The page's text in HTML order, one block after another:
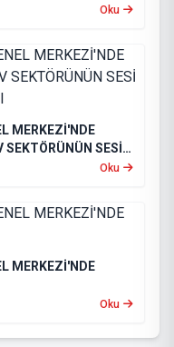
Oku
MERKEZİ'NDE
SESİ
Oku
MERKEZİ'NDE
Oku